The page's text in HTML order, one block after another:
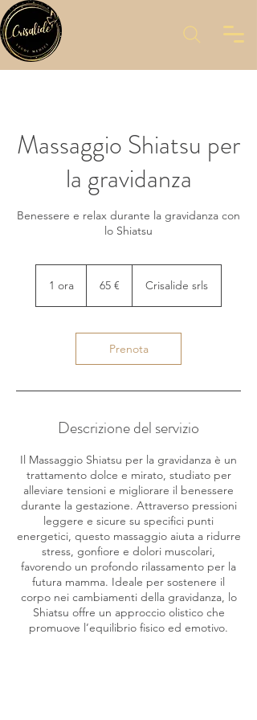
Massaggio Shiatsu per
la gravidanza
Benessere e relax durante la gravidanza con
lo Shiatsu
1 ora 65 € Crisalide srls
Prenota
Descrizione del servizio
Il Massaggio Shiatsu per la gravidanza è un
trattamento dolce e mirato, studiato per
alleviare tensioni e migliorare il benessere
durante la gestazione. Attraverso pressioni
leggere e sicure su specifici punti
energetici, questo massaggio aiuta a ridurre
stress, gonfiore e dolori muscolari,
favorendo un profondo rilassamento per la
futura mamma. Ideale per sostenere il
corpo nei cambiamenti della gravidanza, lo
Shiatsu offre un approccio olistico che
promuove l’equilibrio fisico ed emotivo.